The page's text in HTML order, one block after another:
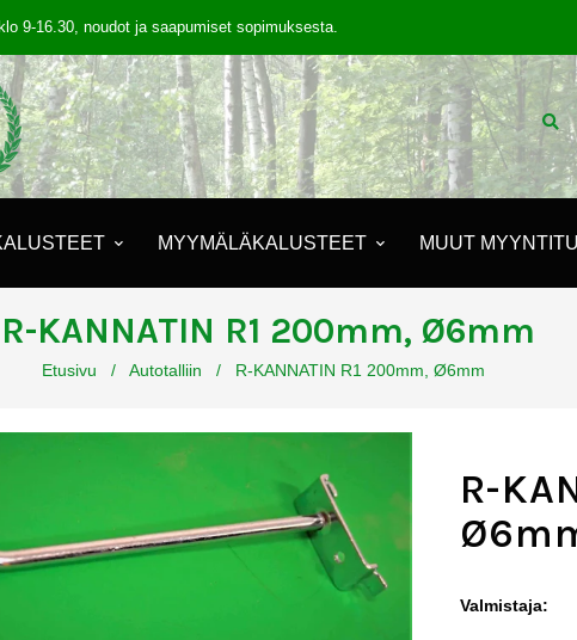
9-16.30, noudot ja saapumiset sopimuksesta.
MYYMÄLÄKALUSTEET MUUT
R-KANNATIN R1 200mm, Ø6mm
Etusivu / Autotalliin / R-KANNATIN R1 200mm, Ø6mm
R-
Valmistaja: